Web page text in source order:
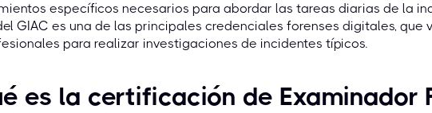
específicos necesarios para abordar las tareas diarias de la
GIAC es una de las principales credenciales forenses digitales,
para realizar investigaciones de incidentes típicos.
es la certificación de Examinador